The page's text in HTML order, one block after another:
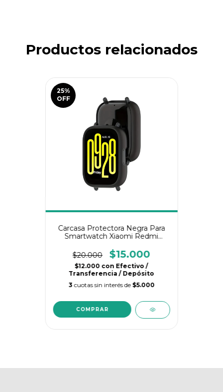
Productos relacionados
25%
OFF
Carcasa Protectora Negra Para
Smartwatch Xiaomi Redmi
$20.000
$15.000
$12.000 con Efectivo /
Transferencia / Depósito
3 cuotas sin interés de $5.000